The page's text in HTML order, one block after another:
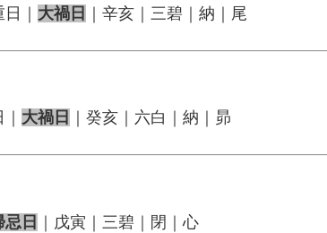
日｜ 大禍日 ｜辛亥｜三碧｜納｜尾
大禍日 ｜癸亥｜六白｜納｜昴
忌日 ｜戊寅｜三碧｜閉｜心